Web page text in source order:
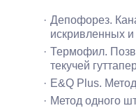
Депофорез.
искривленных
Термофил.
текучей
E&Q Plus.
Метод одного